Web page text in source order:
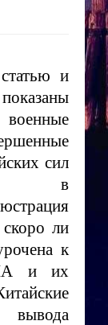
и
сил
в
скоро ли
к
и их
вывода